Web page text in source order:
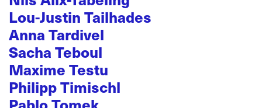
Lou-Justin Tailhades
Anna Tardivel
Sacha Teboul
Maxime Testu
Philipp Timischl